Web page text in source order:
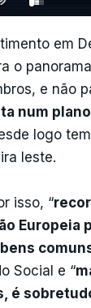
em
o
e não
num
logo
leste.
isso, “
Europeia
Social e “
é